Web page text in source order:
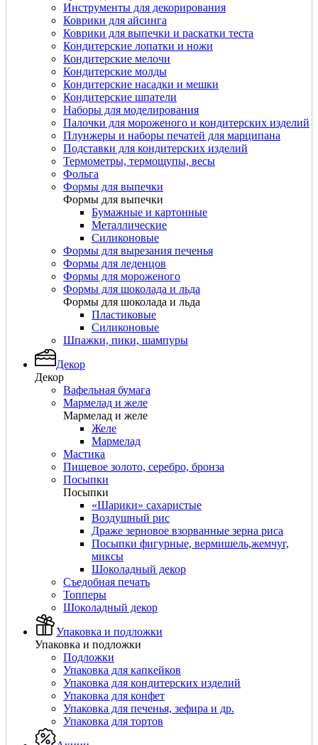
Инструменты для декорирования
Коврики для айсинга
Коврики для выпечки и раскатки теста
Кондитерские лопатки и ножи
Кондитерские мелочи
Кондитерские молды
Кондитерские насадки и мешки
Кондитерские шпатели
Наборы для моделирования
Палочки для мороженого и кондитерских изделий
Плунжеры и наборы печатей для марципана
Подставки для кондитерских изделий
Термометры, термощупы, весы
Фольга
Формы для выпечки
Формы для выпечки
Бумажные и картонные
Металлические
Силиконовые
Формы для вырезания печенья
Формы для леденцов
Формы для мороженого
Формы для шоколада и льда
Формы для шоколада и льда
Пластиковые
Силиконовые
Шпажки, пики, шампуры
Декор
Декор
Вафельная бумага
Мармелад и желе
Мармелад и желе
Желе
Мармелад
Мастика
Пищевое золото, серебро, бронза
Посыпки
Посыпки
«Шарики» сахаристые
Воздушный рис
Драже зерновое взорванные зерна риса
Посыпки фигурные, вермишель,жемчуг,
миксы
Шоколадный декор
Съедобная печать
Топперы
Шоколадный декор
Упаковка и подложки
Упаковка и подложки
Подложки
Упаковка для капкейков
Упаковка для кондитерских изделий
Упаковка для конфет
Упаковка для печенья, зефира и др.
Упаковка для тортов